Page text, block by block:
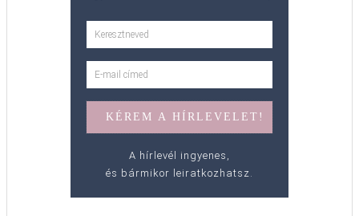
A hírlevél ingyenes,
és bármikor leiratkozhatsz.